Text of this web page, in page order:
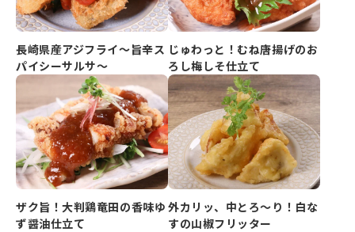
長崎県産アジフライ～旨辛ス
パイシーサルサ～
じゅわっと！むね唐揚げのお
ろし梅しそ仕立て
ザク旨！大判鶏竜田の香味ゆ
ず醤油仕立て
外カリッ、中とろ～り！白な
すの山椒フリッター